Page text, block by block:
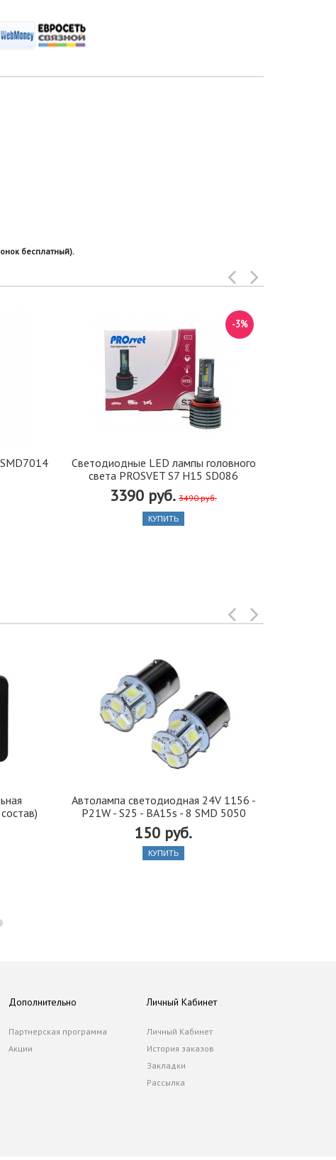
бесплатный).
Светодиодные LED лампы головного
света PROSVET S7 H15 SD086
3390 руб. 3490 руб.
-3%
КУПИТЬ
Автолампа cветодиодная 24V 1156 -
P21W - S25 - BA15s - 8 SMD 5050
150 руб.
КУПИТЬ
Дополнительно
Партнерская программа
Акции
Личный Кабинет
Личный Кабинет
История заказов
Закладки
Рассылка